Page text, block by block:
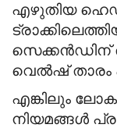
എഴുതിയ
സെക്കന്‍ഡിന്
വെല്‍ഷ് താരം
എങ്കിലും ലോക
നിയമങ്ങള്‍